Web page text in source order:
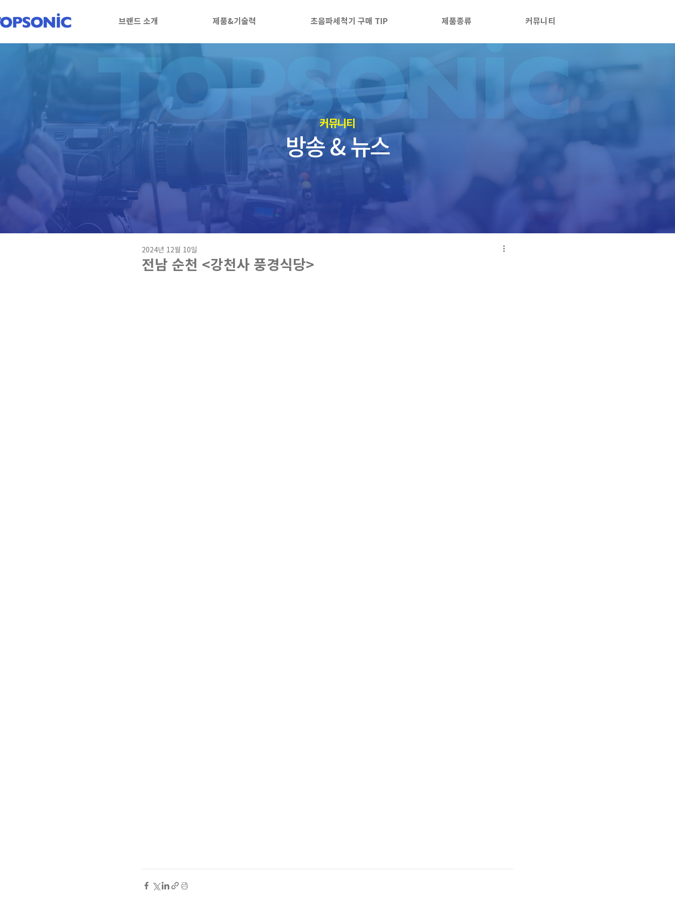
브랜드 소개 제품&기술력 초음파세척기 구매 TIP 제품종류 커뮤니티
​커뮤니티
방송 & 뉴스
전남 순천 <강천사 풍경식당>
2024년 12월 10일